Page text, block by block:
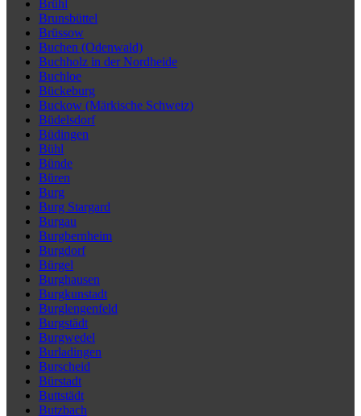
Brühl
Brunsbüttel
Brüssow
Buchen (Odenwald)
Buchholz in der Nordheide
Buchloe
Bückeburg
Buckow (Märkische Schweiz)
Büdelsdorf
Büdingen
Bühl
Bünde
Büren
Burg
Burg Stargard
Burgau
Burgbernheim
Burgdorf
Bürgel
Burghausen
Burgkunstadt
Burglengenfeld
Burgstädt
Burgwedel
Burladingen
Burscheid
Bürstadt
Buttstädt
Butzbach